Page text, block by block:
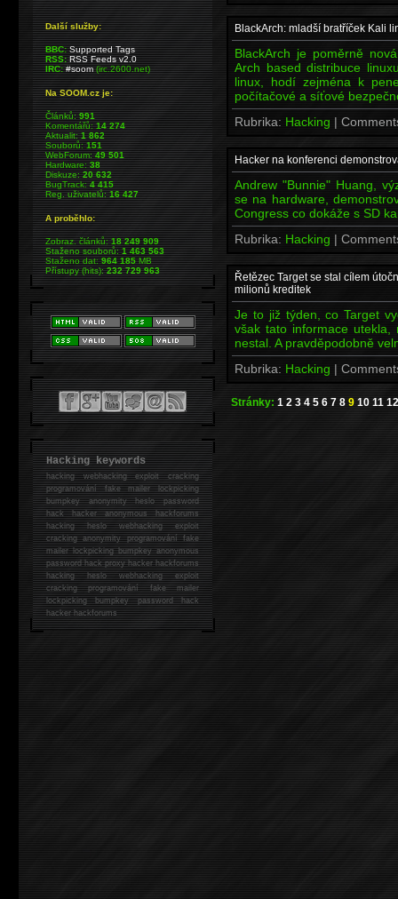
BlackArch: mladší bratříček Kali
BlackArch je poměrně
Arch based distribuce
linux, hodí zejména k
počítačové a síťové
Rubrika: Hacking |
Hacker na konferenci
Andrew "Bunnie" Huang,
se na hardware,
Congress co dokáže s SD
Rubrika: Hacking |
Řetězec Target se stal cílem
milionů kreditek
Je to již týden, co Target
však tato informace
nestal. A pravděpodobně
Rubrika: Hacking |
Stránky: 1 2 3 4 5 6 7 8 9 10 11 12
Další služby:
BBC: Supported Tags
RSS: RSS Feeds v2.0
IRC: #soom(irc.2600.net)
Na SOOM.cz je:
Článků:991
Komentářů:14 274
Aktualit:1 862
Souborů:151
WebForum:49 501
Hardware:38
Diskuze:20 632
BugTrack:4 415
Reg. uživatelů:16 427
A proběhlo:
Zobraz. článků:18 249 909
Staženo souborů:1 463 563
Staženo dat:964 185MB
Přístupy (hits):232 729 963
Hacking keywords
hackingwebhacking exploit cracking
programování fake mailer lockpicking
bumpkey anonymity heslo password
hackhacker anonymous hackforums
hackingheslo webhacking exploit
cracking anonymity programování fake
mailer lockpicking bumpkey anonymous
password hack proxy hacker hackforums
hacking heslo webhacking exploit
cracking programování fake mailer
lockpicking bumpkey password hack
hackerhackforums